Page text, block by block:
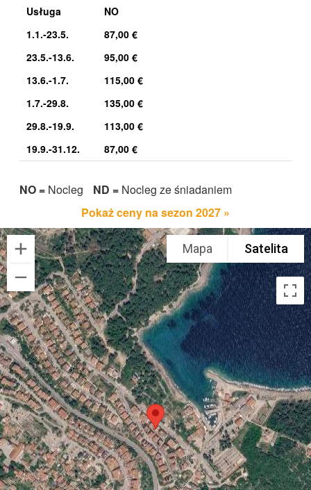
Usługa
NO
1.1.-23.5.
87,00 €
23.5.-13.6.
95,00 €
13.6.-1.7.
115,00 €
1.7.-29.8.
135,00 €
29.8.-19.9.
113,00 €
19.9.-31.12.
87,00 €
NO = Nocleg ND = Nocleg ze śniadaniem
Pokaż ceny na sezon 2027 »
Mapa Satelita